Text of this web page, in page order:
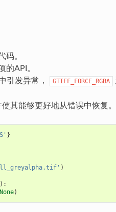
码。
的API。
引发异常， GTIFF_FORCE_RGBA
其能够更好地从错误中恢复。
}
)
None)